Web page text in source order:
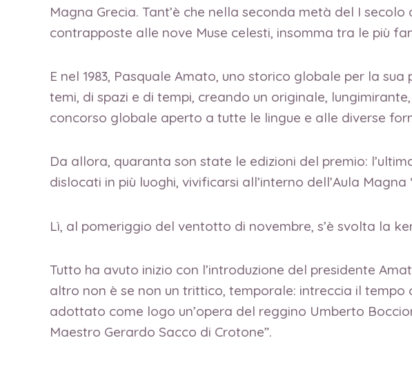
Magna Grecia. Tant’è che nella seconda metà del I
contrapposte alle nove Muse celesti, insomma tra le più
E nel 1983, Pasquale Amato, uno storico globale per la
temi, di spazi e di tempi, creando un originale,
concorso globale aperto a tutte le lingue e alle diverse
Da allora, quaranta son state le edizioni del premio:
dislocati in più luoghi, vivificarsi all’interno dell’Aula
Lì, al pomeriggio del ventotto di novembre, s’è svolta la
Tutto ha avuto inizio con l’introduzione del presidente
altro non è se non un trittico, temporale: intreccia il
adottato come logo un’opera del reggino Umberto
Maestro Gerardo Sacco di Crotone”.